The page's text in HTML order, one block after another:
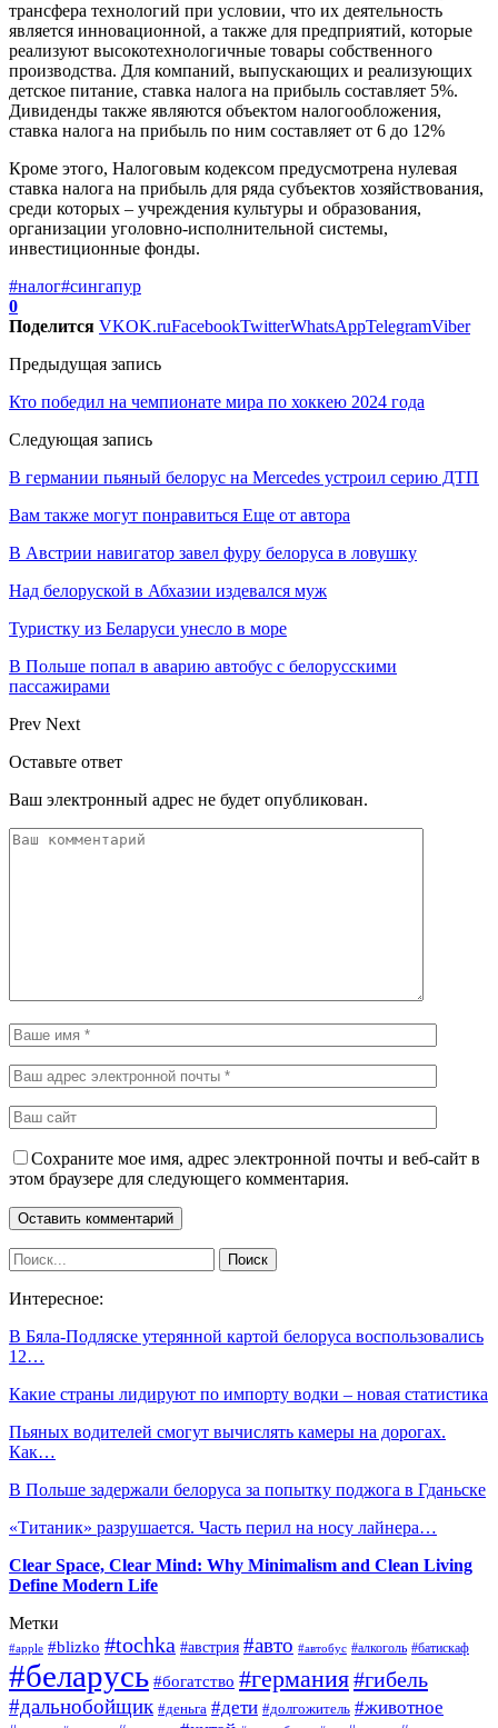
трансфера технологий при условии, что их деятельность
является инновационной, а также для предприятий, которые
реализуют высокотехнологичные товары собственного
производства. Для компаний, выпускающих и реализующих
детское питание, ставка налога на прибыль составляет 5%.
Дивиденды также являются объектом налогообложения,
ставка налога на прибыль по ним составляет от 6 до 12%
Кроме этого, Налоговым кодексом предусмотрена нулевая
ставка налога на прибыль для ряда субъектов хозяйствования,
среди которых – учреждения культуры и образования,
организации уголовно-исполнительной системы,
инвестиционные фонды.
#налог#сингапур
0
Поделится VKOK.ruFacebookTwitterWhatsAppTelegramViber
Предыдущая запись
Кто победил на чемпионате мира по хоккею 2024 года
Следующая запись
В германии пьяный белорус на Mercedes устроил серию ДТП
Вам также могут понравиться Еще от автора
В Австрии навигатор завел фуру белоруса в ловушку
Над белоруской в Абхазии издевался муж
Туристку из Беларуси унесло в море
В Польше попал в аварию автобус с белорусскими
пассажирами
Prev Next
Оставьте ответ
Ваш электронный адрес не будет опубликован.
Сохраните мое имя, адрес электронной почты и веб-сайт в
этом браузере для следующего комментария.
Интересное:
В Бяла-Подляске утерянной картой белоруса воспользовались
12…
Какие страны лидируют по импорту водки – новая статистика
Пьяных водителей смогут вычислять камеры на дорогах.
Как…
В Польше задержали белоруса за попытку поджога в Гданьске
«Титаник» разрушается. Часть перил на носу лайнера…
Clear Space, Clear Mind: Why Minimalism and Clean Living
Define Modern Life
Метки
#apple #blizko #tochka #австрия #авто #автобус #алкоголь #батискаф
#беларусь #богатство #германия#гибель
#дальнобойщик #деньга #дети #долгожитель #животное